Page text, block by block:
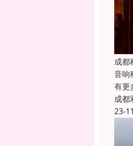
成都
音响
有更
成都
23-